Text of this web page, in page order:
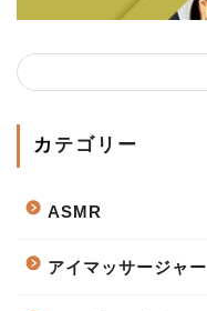
カテゴリー
ASMR
アイマッサージャー